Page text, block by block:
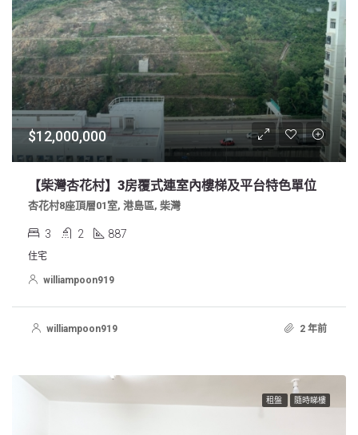
$12,000,000
【柴灣杏花村】3房覆式連室內樓梯及平台特色單位
杏花村8座頂層01室, 港島區, 柴灣
3 2 887
住宅
williampoon919
williampoon919 2 年前
租盤 隨時睇樓